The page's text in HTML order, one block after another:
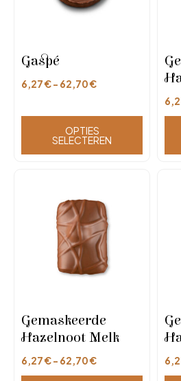
Gaspé
6,27€- 62,70€
OPTIES
SELECTEREN
Gemaskeerde
Hazelnoot Melk
6,27€- 62,70€